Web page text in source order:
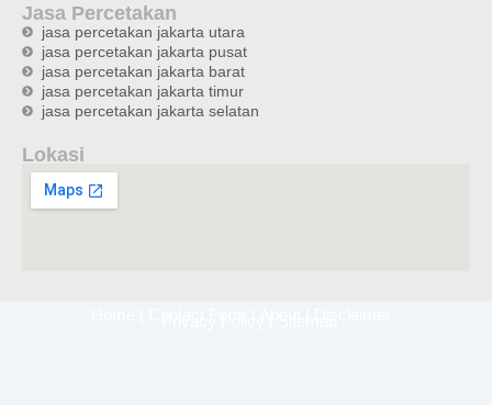
Jasa Percetakan
jasa percetakan jakarta utara
jasa percetakan jakarta pusat
jasa percetakan jakarta barat
jasa percetakan jakarta timur
jasa percetakan jakarta selatan
Lokasi